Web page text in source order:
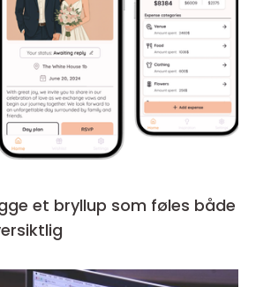
et bryllup som føles både